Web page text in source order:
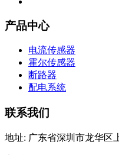
产品中心
电流传感器
霍尔传感器
断路器
配电系统
联系我们
地址: 广东省深圳市龙华区